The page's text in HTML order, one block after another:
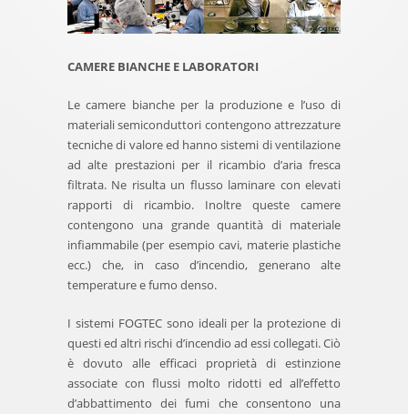
CAMERE BIANCHE E LABORATORI
Le camere bianche per la produzione e l’uso di
materiali semiconduttori contengono attrezzature
tecniche di valore ed hanno sistemi di ventilazione
ad alte prestazioni per il ricambio d’aria fresca
filtrata. Ne risulta un flusso laminare con elevati
rapporti di ricambio. Inoltre queste camere
contengono una grande quantità di materiale
infiammabile (per esempio cavi, materie plastiche
ecc.) che, in caso d’incendio, generano alte
temperature e fumo denso.
I sistemi FOGTEC sono ideali per la protezione di
questi ed altri rischi d’incendio ad essi collegati. Ciò
è dovuto alle efficaci proprietà di estinzione
associate con flussi molto ridotti ed all’effetto
d’abbattimento dei fumi che consentono una